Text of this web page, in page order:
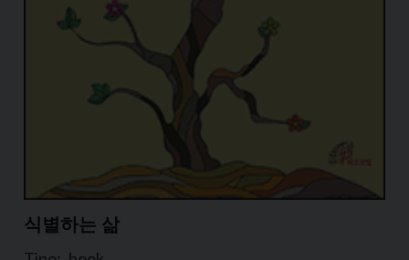
식별하는 삶